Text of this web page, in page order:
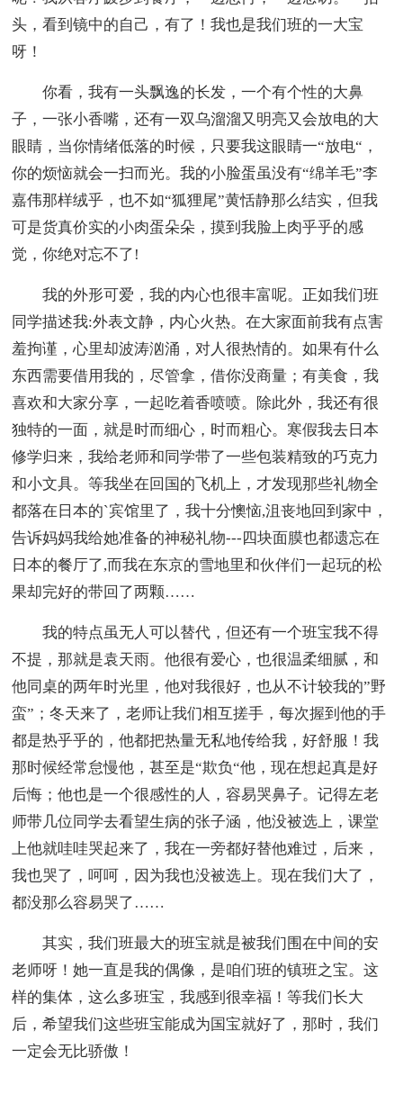
头，看到镜中的自己，有了！我也是我们班的一大宝
呀！
你看，我有一头飘逸的长发，一个有个性的大鼻
子，一张小香嘴，还有一双乌溜溜又明亮又会放电的大
眼睛，当你情绪低落的时候，只要我这眼睛一“放电“，
你的烦恼就会一扫而光。我的小脸蛋虽没有“绵羊毛”李
嘉伟那样绒乎，也不如“狐狸尾”黄恬静那么结实，但我
可是货真价实的小肉蛋朵朵，摸到我脸上肉乎乎的感
觉，你绝对忘不了!
我的外形可爱，我的内心也很丰富呢。正如我们班
同学描述我:外表文静，内心火热。在大家面前我有点害
羞拘谨，心里却波涛汹涌，对人很热情的。如果有什么
东西需要借用我的，尽管拿，借你没商量；有美食，我
喜欢和大家分享，一起吃着香喷喷。除此外，我还有很
独特的一面，就是时而细心，时而粗心。寒假我去日本
修学归来，我给老师和同学带了一些包装精致的巧克力
和小文具。等我坐在回国的飞机上，才发现那些礼物全
都落在日本的`宾馆里了，我十分懊恼,沮丧地回到家中，
告诉妈妈我给她准备的神秘礼物---四块面膜也都遗忘在
日本的餐厅了,而我在东京的雪地里和伙伴们一起玩的松
果却完好的带回了两颗……
我的特点虽无人可以替代，但还有一个班宝我不得
不提，那就是袁天雨。他很有爱心，也很温柔细腻，和
他同桌的两年时光里，他对我很好，也从不计较我的”野
蛮”；冬天来了，老师让我们相互搓手，每次握到他的手
都是热乎乎的，他都把热量无私地传给我，好舒服！我
那时候经常怠慢他，甚至是“欺负“他，现在想起真是好
后悔；他也是一个很感性的人，容易哭鼻子。记得左老
师带几位同学去看望生病的张子涵，他没被选上，课堂
上他就哇哇哭起来了，我在一旁都好替他难过，后来，
我也哭了，呵呵，因为我也没被选上。现在我们大了，
都没那么容易哭了……
其实，我们班最大的班宝就是被我们围在中间的安
老师呀！她一直是我的偶像，是咱们班的镇班之宝。这
样的集体，这么多班宝，我感到很幸福！等我们长大
后，希望我们这些班宝能成为国宝就好了，那时，我们
一定会无比骄傲！